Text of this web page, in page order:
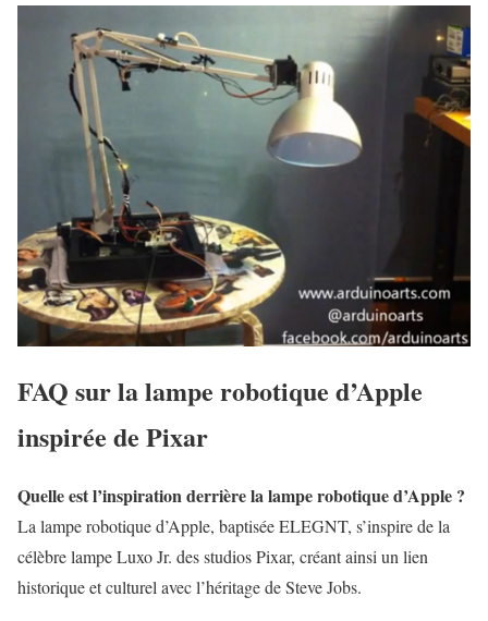
FAQ sur la lampe robotique d’Apple
inspirée de Pixar
Quelle est l’inspiration derrière la lampe robotique d’Apple ?
La lampe robotique d’Apple, baptisée ELEGNT, s’inspire de la
célèbre lampe Luxo Jr. des studios Pixar, créant ainsi un lien
historique et culturel avec l’héritage de Steve Jobs.